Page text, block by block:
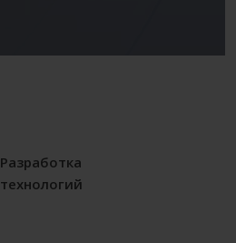
Разработка
технологий